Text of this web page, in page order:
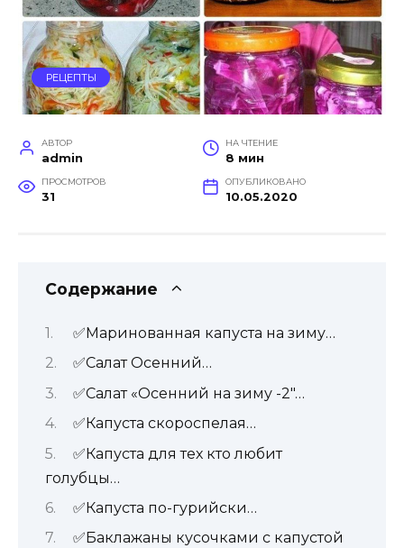
РЕЦЕПТЫ
АВТОР
admin
НА ЧТЕНИЕ
8 мин
ПРОСМОТРОВ
31
ОПУБЛИКОВАНО
10.05.2020
Содержание
✅Маринованная капуста на зиму…
✅Салат Осенний…
✅Салат «Осенний на зиму -2″…
✅Капуста скороспелая…
✅Капуста для тех кто любит
голубцы…
✅Капуста по-гурийски…
✅Баклажаны кусочками с капустой